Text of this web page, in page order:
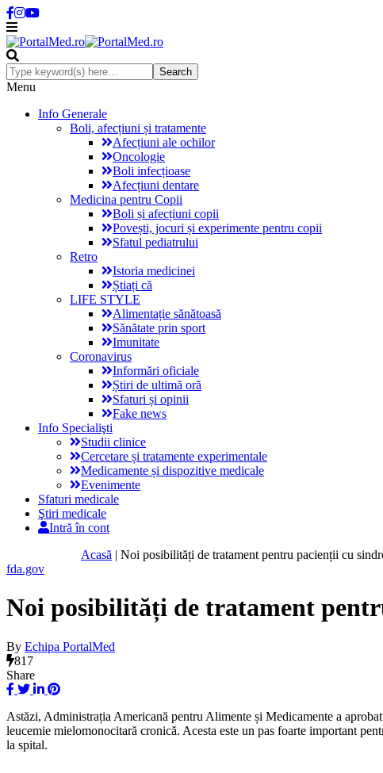
Menu
Info Generale
Boli, afecțiuni și tratamente
Afecțiuni ale ochilor
Oncologie
Boli infecțioase
Afecțiuni dentare
Medicina pentru Copii
Boli și afecțiuni copii
Povești, jocuri și experimente pentru copii
Sfatul pediatrului
Retro
Istoria medicinei
Știați că
LIFE STYLE
Alimentație sănătoasă
Sănătate prin sport
Imunitate
Coronavirus
Informări oficiale
Știri de ultimă oră
Sfaturi și opinii
Fake news
Info Specialişti
Studii clinice
Cercetare și tratamente experimentale
Medicamente și dispozitive medicale
Evenimente
Sfaturi medicale
Ştiri medicale
Intră în cont
Acasă | Noi posibilități de tratament pentru pacienții cu
fda.gov
Noi posibilități de tratament
By Echipa PortalMed
817
Share
Astăzi, Administrația Americană pentru Alimente și Medicamente a
leucemie mielomonocitară cronică. Acesta este un pas foarte important
la spital.